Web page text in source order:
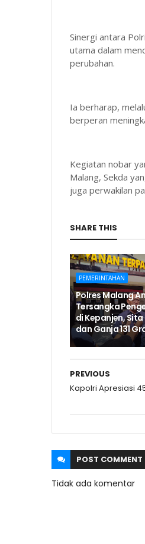
Sinergi antara
utama dalam
perubahan.
Ia berharap,
berperan
Kegiatan nobar
Malang, Sekda
juga perwakilan
SHARE THIS
PEMERINTAHAN
Polres Malang
Tersangka
di Kepanjen,
dan Ganja 131
PREVIOUS
Kapolri Apresiasi
POST COMMENT
Tidak ada komentar